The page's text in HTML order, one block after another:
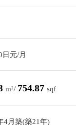
日元/月
m²/ 754.87 sqf
4月築(築21年)